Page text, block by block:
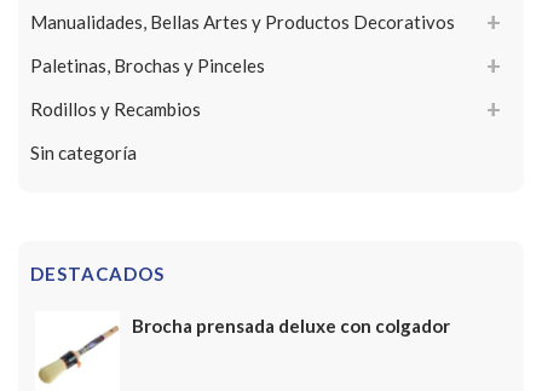
Manualidades, Bellas Artes y Productos Decorativos
Paletinas, Brochas y Pinceles
Rodillos y Recambios
Sin categoría
DESTACADOS
Brocha prensada deluxe con colgador